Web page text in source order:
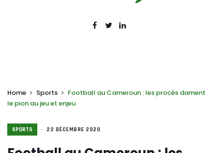
Home Sports
Football au Cameroun : les procès dament
le pion au jeu et enjeu
SPORTS 22 DÉCEMBRE 2020